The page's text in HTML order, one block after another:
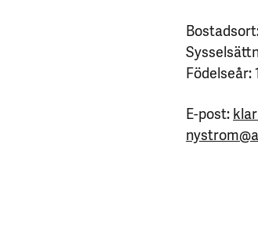
Födelseår:
E-post: